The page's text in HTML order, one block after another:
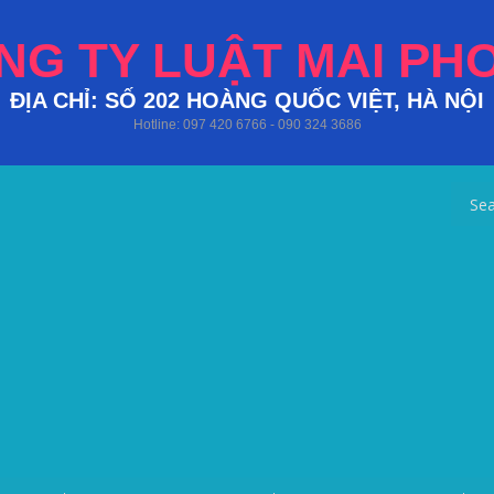
TY LUẬT MAI
ĐỊA CHỈ: SỐ 202 HOÀNG QUỐC VIỆT, HÀ NỘI
Hotline: 097 420 6766 - 090 324 3686